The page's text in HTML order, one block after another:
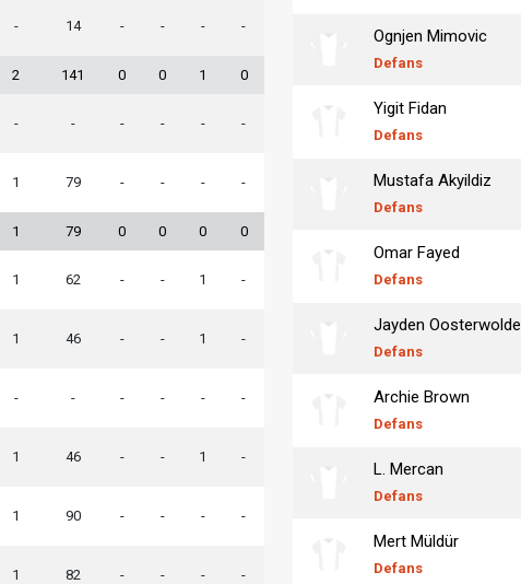
- 14 - - - -
2 141 0 0 1 0
- - - - - -
1 79 - - - -
1 79 0 0 0 0
1 62 - - 1 -
1 46 - - 1 -
- - - - - -
1 46 - - 1 -
1 90 - - - -
1 82 - - - -
Ognjen Mimovic
Defans
Yigit Fidan
Defans
Mustafa Akyildiz
Defans
Omar Fayed
Defans
Jayden Oosterwolde
Defans
Archie Brown
Defans
L. Mercan
Defans
Mert Müldür
Defans